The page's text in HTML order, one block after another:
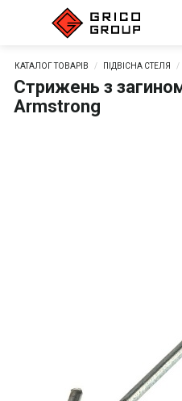
КАТАЛОГ ТОВАРІВ ПІДВІСНА СТЕЛЯ
Стрижень з
Armstrong